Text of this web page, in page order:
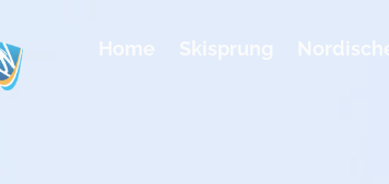
Home Skisprung